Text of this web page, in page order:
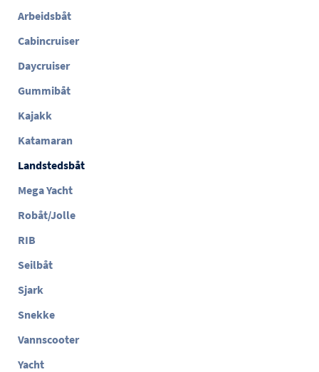
Arbeidsbåt
Cabincruiser
Daycruiser
Gummibåt
Kajakk
Katamaran
Landstedsbåt
Mega Yacht
Robåt/Jolle
RIB
Seilbåt
Sjark
Snekke
Vannscooter
Yacht